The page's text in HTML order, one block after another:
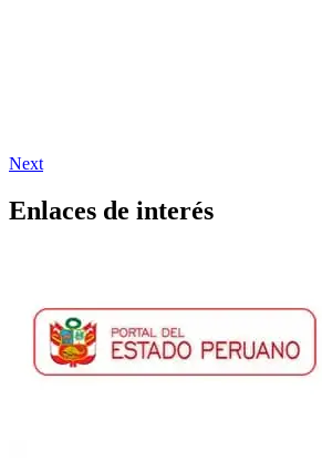
Next
Enlaces de interés